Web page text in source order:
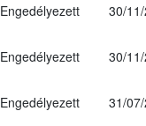
Engedélyezett
30/
Engedélyezett 30/
Engedélyezett
31/